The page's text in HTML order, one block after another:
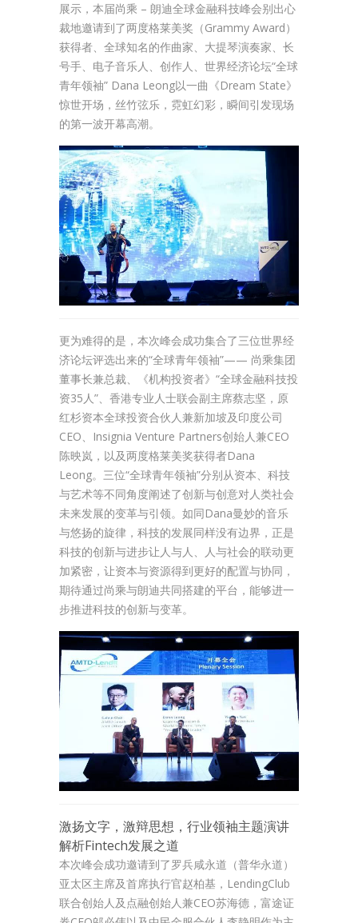
展示，本届尚乘 – 朗迪全球金融科技峰会别出心
裁地邀请到了两度格莱美奖（Grammy Award）
获得者、全球知名的作曲家、大提琴演奏家、长
号手、电子音乐人、创作人、世界经济论坛“全球
青年领袖” Dana Leong以一曲《Dream State》
惊世开场，丝竹弦乐，霓虹幻彩，瞬间引发现场
的第一波开幕高潮。
更为难得的是，本次峰会成功集合了三位世界经
济论坛评选出来的“全球青年领袖”—— 尚乘集团
董事长兼总裁、《机构投资者》“全球金融科技投
资35人”、香港专业人士联会副主席蔡志坚，原
红杉资本全球投资合伙人兼新加坡及印度公司
CEO、Insignia Venture Partners创始人兼CEO
陈映岚，以及两度格莱美奖获得者Dana
Leong。三位“全球青年领袖”分别从资本、科技
与艺术等不同角度阐述了创新与创意对人类社会
未来发展的变革与引领。如同Dana曼妙的音乐
与悠扬的旋律，科技的发展同样没有边界，正是
科技的创新与进步让人与人、人与社会的联动更
加紧密，让资本与资源得到更好的配置与协同，
期待通过尚乘与朗迪共同搭建的平台，能够进一
步推进科技的创新与变革。
激扬文字，激辩思想，行业领袖主题演讲
解析Fintech发展之道
本次峰会成功邀请到了罗兵咸永道（普华永道）
亚太区主席及首席执行官赵柏基，LendingClub
联合创始人及点融创始人兼CEO苏海德，富途证